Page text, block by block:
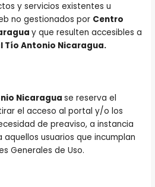
y servicios existentes u
no gestionados por Centro
y que resulten accesibles a
Tío Antonio Nicaragua.
Nicaraguase reserva el
el acceso al portal y/o los
de preaviso, a instancia
usuarios que incumplan
Generales de Uso.